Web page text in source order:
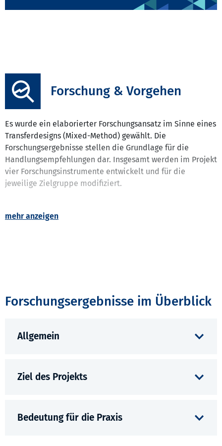
Forschung & Vorgehen
Es wurde ein elaborierter Forschungsansatz im Sinne eines
Transferdesigns (Mixed-Method) gewählt. Die
Forschungsergebnisse stellen die Grundlage für die
Handlungsempfehlungen dar. Insgesamt werden im Projekt
vier Forschungsinstrumente entwickelt und für die
jeweilige Zielgruppe modifiziert.
Forschungsergebnisse im Überblick
Allgemein
Ziel des Projekts
Bedeutung für die Praxis